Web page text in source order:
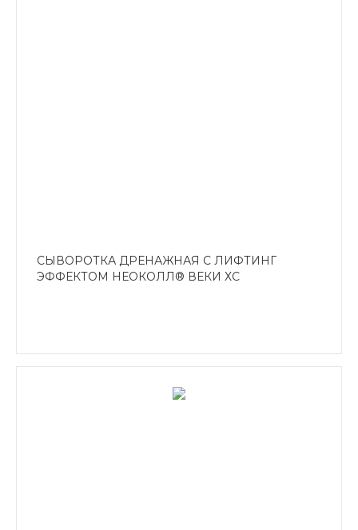
СЫВОРОТКА ДРЕНАЖНАЯ С ЛИФТИНГ
ЭФФЕКТОМ НЕОКОЛЛ® ВЕКИ ХС